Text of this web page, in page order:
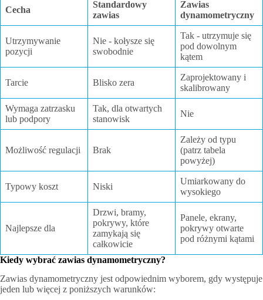
Cecha
Standardowy
zawias
Zawias
dynamometryczny
Utrzymywanie
pozycji
Nie - kołysze się
swobodnie
Tak - utrzymuje się
pod dowolnym
kątem
Tarcie Blisko zera
Zaprojektowany i
skalibrowany
Wymaga zatrzasku
lub podpory
Tak, dla otwartych
stanowisk
Nie
Możliwość regulacji Brak
Zależy od typu
(patrz tabela
powyżej)
Typowy koszt Niski
Umiarkowany do
wysokiego
Najlepsze dla
Drzwi, bramy,
pokrywy, które
zamykają się
całkowicie
Panele, ekrany,
pokrywy otwarte
pod różnymi kątami
Kiedy wybrać zawias dynamometryczny?
Zawias dynamometryczny jest odpowiednim wyborem, gdy występuje
jeden lub więcej z poniższych warunków: